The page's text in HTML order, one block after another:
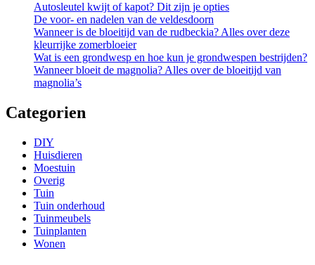
Autosleutel kwijt of kapot? Dit zijn je opties
De voor- en nadelen van de veldesdoorn
Wanneer is de bloeitijd van de rudbeckia? Alles over deze
kleurrijke zomerbloeier
Wat is een grondwesp en hoe kun je grondwespen bestrijden?
Wanneer bloeit de magnolia? Alles over de bloeitijd van
magnolia’s
Categorien
DIY
Huisdieren
Moestuin
Overig
Tuin
Tuin onderhoud
Tuinmeubels
Tuinplanten
Wonen